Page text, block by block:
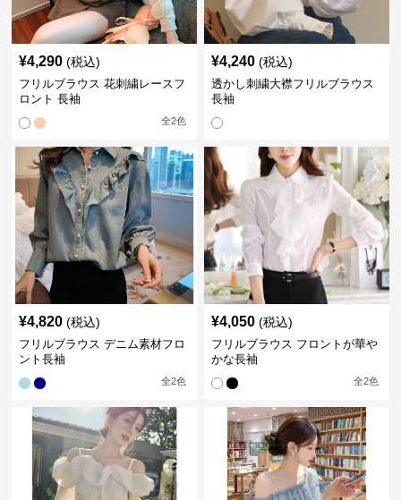
¥4,290 (税込)
フリルブラウス 花刺繍レースフ
ロント 長袖
全2色
¥4,240 (税込)
透かし刺繍大襟フリルブラウス
長袖
¥4,820 (税込)
フリルブラウス デニム素材フロ
ント長袖
全2色
¥4,050 (税込)
フリルブラウス フロントが華や
かな長袖
全2色